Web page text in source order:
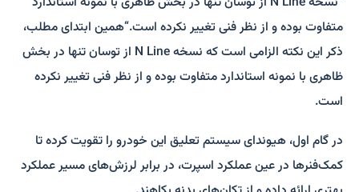
متفاوت بوده و از نظر فنی تغییر نکرده است.“همین ابتدای مطلب،
ذکر این نکته الزامی است که نسخه N Line از توسان تنها در بخش
ظاهری با نمونه استاندارد متفاوت بوده و از نظر فنی تغییر نکرده
است.
در گام اول، هیوندای سیستم تعلیق این خودرو را تقویت کرده تا
کمک‌فنرها در عین عملکرد اسپرت، در برابر لرزش‌های مسیر عملکرد